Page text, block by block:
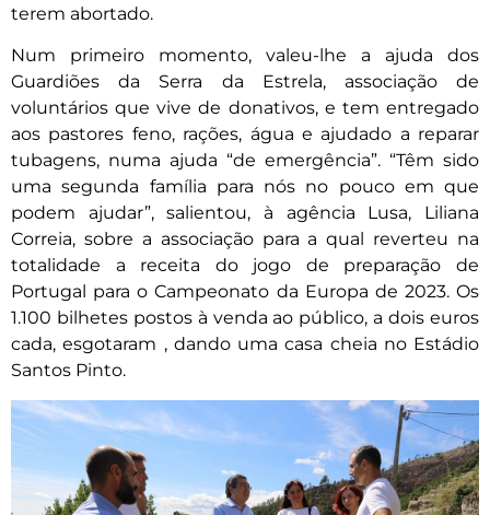
terem abortado.
Num primeiro momento, valeu-lhe a ajuda dos
Guardiões da Serra da Estrela, associação de
voluntários que vive de donativos, e tem entregado
aos pastores feno, rações, água e ajudado a reparar
tubagens, numa ajuda “de emergência”. “Têm sido
uma segunda família para nós no pouco em que
podem ajudar”, salientou, à agência Lusa, Liliana
Correia, sobre a associação para a qual reverteu na
totalidade a receita do jogo de preparação de
Portugal para o Campeonato da Europa de 2023. Os
1.100 bilhetes postos à venda ao público, a dois euros
cada, esgotaram , dando uma casa cheia no Estádio
Santos Pinto.